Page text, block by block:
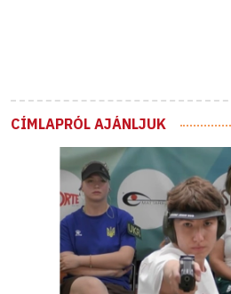
CÍMLAPRÓL AJÁNLJUK